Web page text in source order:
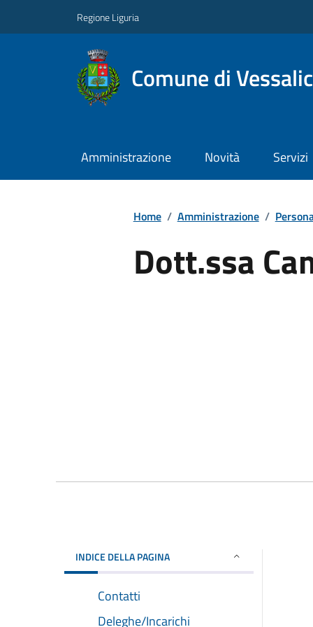
Regione Liguria
Comune di
Amministrazione Novità Servizi
Home / Amministrazione /
Dott.ssa
INDICE DELLA PAGINA
Contatti
Deleghe/Incarichi